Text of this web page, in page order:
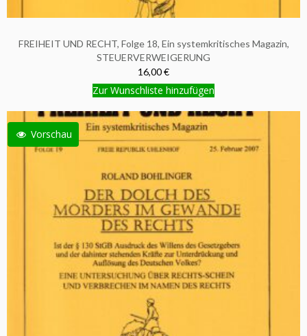
FREIHEIT UND RECHT, Folge 18, Ein systemkritisches Magazin,
STEUERVERWEIGERUNG
16,00 €
Zur Wunschliste hinzufügen
Vorschau